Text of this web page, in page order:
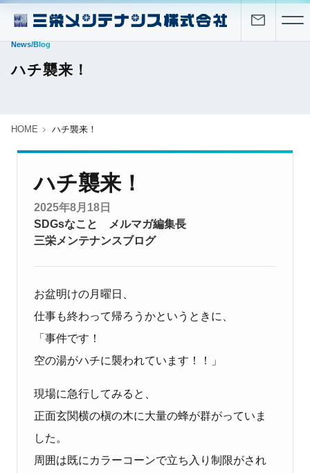
News/Blog
ハチ襲来！
HOME ハチ襲来！
ハチ襲来！
2025年8月18日
SDGsなこと
メルマガ編集長
三栄メンテナンスブログ
お盆明けの月曜日、
仕事も終わって帰ろうかというときに、
「事件です！
空の湯がハチに襲われています！！」
現場に急行してみると、
正面玄関横の槇の木に大量の蜂が群がっていま
した。
周囲は既にカラーコーンで立ち入り制限がされ